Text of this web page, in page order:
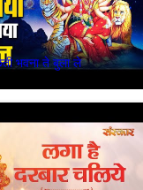
भवना ते बुला ले